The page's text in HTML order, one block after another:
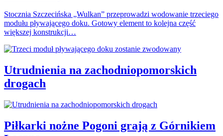
Stocznia Szczecińska „Wulkan” przeprowadzi wodowanie trzeciego
modułu pływającego doku. Gotowy element to kolejna część
większej konstrukcji…
Utrudnienia na zachodniopomorskich
drogach
Piłkarki nożne Pogoni grają z Górnikiem